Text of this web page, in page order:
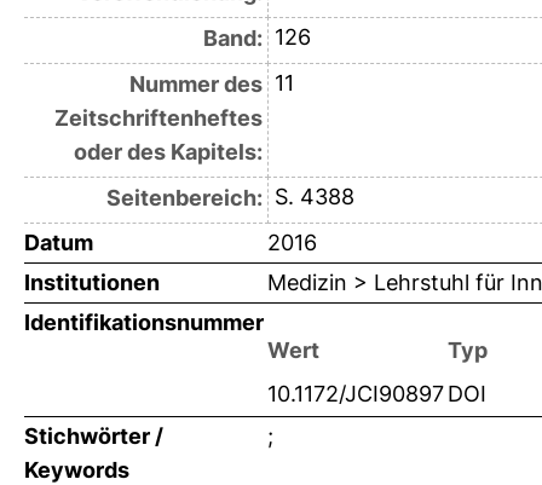
Band: 126
Nummer des
Zeitschriftenheftes
oder des Kapitels:
11
Seitenbereich: S. 4388
Datum
2016
Institutionen
Medizin > Lehrstuhl für
Identifikationsnummer
Wert
Typ
10.1172/JCI90897DOI
Stichwörter /
Keywords
;